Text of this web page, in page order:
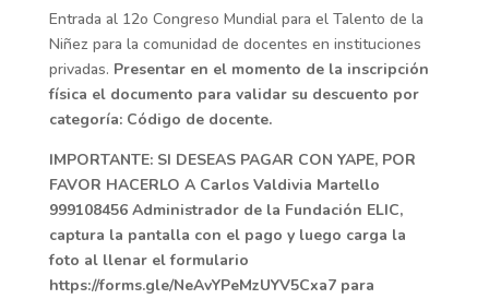
Entrada al 12o Congreso Mundial para el Talento de la
Niñez para la comunidad de docentes en instituciones
privadas. Presentar en el momento de la inscripción
física el documento para validar su descuento por
categoría: Código de docente.
IMPORTANTE: SI DESEAS PAGAR CON YAPE, POR
FAVOR HACERLO A Carlos Valdivia Martello
999108456 Administrador de la Fundación ELIC,
captura la pantalla con el pago y luego carga la
foto al llenar el formulario
https://forms.gle/NeAvYPeMzUYV5Cxa7 para